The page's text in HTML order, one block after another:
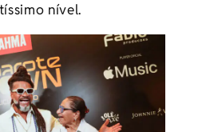
nível.